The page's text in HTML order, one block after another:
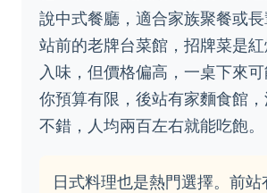
說中式餐廳，適合家族聚餐或
站前的老牌台菜館，招牌菜是
入味，但價格偏高，一桌下來
你預算有限，後站有家麵食館
不錯，人均兩百左右就能吃飽。
日式料理也是熱門選擇。前站